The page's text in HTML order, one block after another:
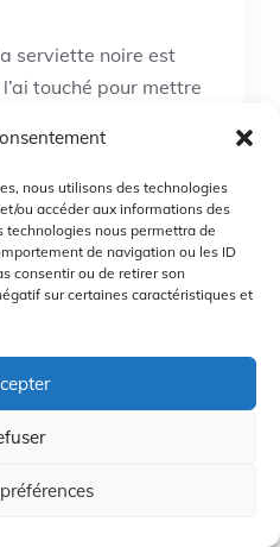
nous utilisons des technologies
ou accéder aux informations des
technologies nous permettra de
de navigation ou les ID
consentir ou de retirer son
sur certaines caractéristiques et
serviette noire est
touché pour mettre
du blanc
Picks Microfiber
de golf pratique en
de golf pratique est
poche. Vous pouvez